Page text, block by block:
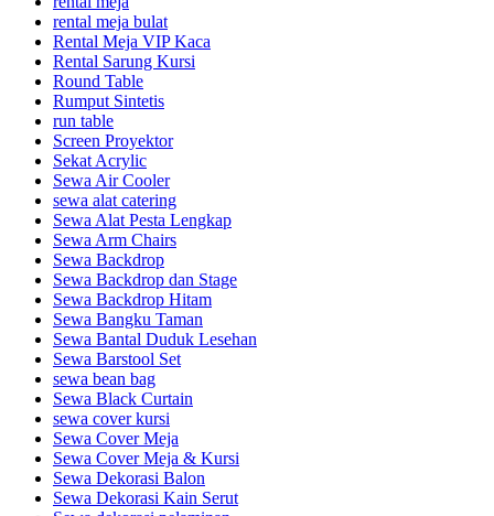
rental meja bulat
Rental Meja VIP Kaca
Rental Sarung Kursi
Round Table
Rumput Sintetis
run table
Screen Proyektor
Sekat Acrylic
Sewa Air Cooler
sewa alat catering
Sewa Alat Pesta Lengkap
Sewa Arm Chairs
Sewa Backdrop
Sewa Backdrop dan Stage
Sewa Backdrop Hitam
Sewa Bangku Taman
Sewa Bantal Duduk Lesehan
Sewa Barstool Set
sewa bean bag
Sewa Black Curtain
sewa cover kursi
Sewa Cover Meja
Sewa Cover Meja & Kursi
Sewa Dekorasi Balon
Sewa Dekorasi Kain Serut